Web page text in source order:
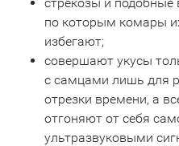
по которым комары
избегают;
совершают укусы
с самцами лишь для
отрезки времени, а
отгоняют от себя
ультразвуковыми